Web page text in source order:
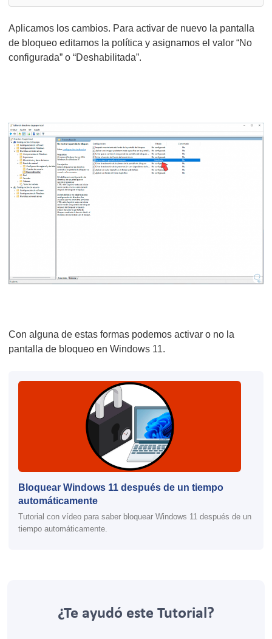
Aplicamos los cambios. Para activar de nuevo la pantalla
de bloqueo editamos la política y asignamos el valor “No
configurada” o “Deshabilitada”.
Con alguna de estas formas podemos activar o no la
pantalla de bloqueo en Windows 11.
Bloquear Windows 11 después de un tiempo
automáticamente
Tutorial con vídeo para saber bloquear Windows 11 después de un
tiempo automáticamente.
¿Te ayudó este Tutorial?